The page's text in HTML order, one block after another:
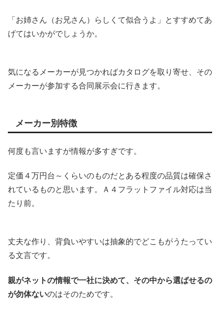
「お姉さん（お兄さん）らしくて似合うよ」とすすめてあ
げてはいかがでしょうか。
気になるメーカーが見つかればカタログを取り寄せ、その
メーカーが参加する合同展示会に行きます。
メーカー別特徴
何度も言いますが情報が多すぎです。
定価４万円台～くらいのものだとある程度の品質は確保さ
れているものと思います。Ａ４フラットファイル対応は当
たり前。
丈夫な作り、背負いやすいは抽象的でどこもがうたってい
る文言です。
親がネットの情報で一社に決めて、その中から選ばせるの
が勿体ないのはそのためです。